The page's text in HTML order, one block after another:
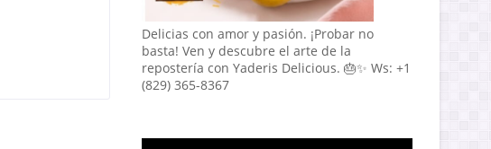
Delicias con amor y pasión. ¡Probar no
basta! Ven y descubre el arte de la
repostería con Yaderis Delicious. 🎂✨ Ws: +1
(829) 365-8367